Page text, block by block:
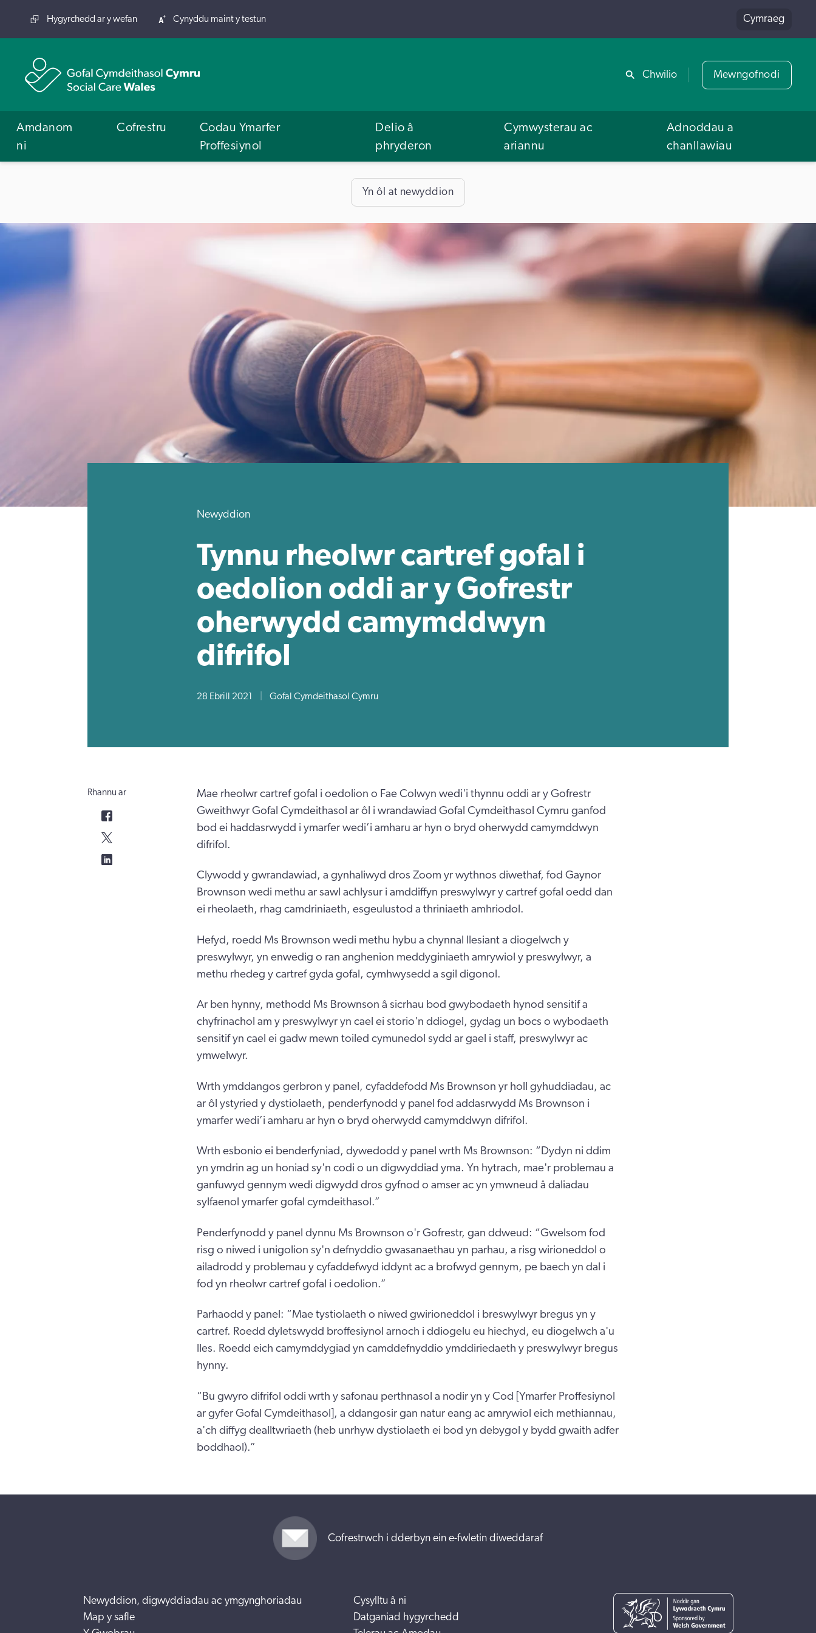
Rhannu
Hygyrchedd ar y wefan Cynyddu maint y testun Cymraeg
Chwilio Mewngofnodi
Amdanom
ni
Cofrestru
Codau Ymarfer
Proffesiynol
Delio â
phryderon
Cymwysterau ac
ariannu
Adnoddau a
chanllawiau
Yn ôl at newyddion
Newyddion
Tynnu rheolwr cartref gofal i
oedolion oddi ar y Gofrestr
oherwydd camymddwyn
difrifol
28 Ebrill 2021 Gofal Cymdeithasol Cymru
Mae rheolwr cartref gofal i oedolion o Fae Colwyn wedi'i thynnu oddi ar y Gofrestr
Gweithwyr Gofal Cymdeithasol ar ôl i wrandawiad Gofal Cymdeithasol Cymru ganfod
bod ei haddasrwydd i ymarfer wedi’i amharu ar hyn o bryd oherwydd camymddwyn
difrifol.
Clywodd y gwrandawiad, a gynhaliwyd dros Zoom yr wythnos diwethaf, fod Gaynor
Brownson wedi methu ar sawl achlysur i amddiffyn preswylwyr y cartref gofal oedd dan
ei rheolaeth, rhag camdriniaeth, esgeulustod a thriniaeth amhriodol.
Hefyd, roedd Ms Brownson wedi methu hybu a chynnal llesiant a diogelwch y
preswylwyr, yn enwedig o ran anghenion meddyginiaeth amrywiol y preswylwyr, a
methu rhedeg y cartref gyda gofal, cymhwysedd a sgil digonol.
Ar ben hynny, methodd Ms Brownson â sicrhau bod gwybodaeth hynod sensitif a
chyfrinachol am y preswylwyr yn cael ei storio'n ddiogel, gydag un bocs o wybodaeth
sensitif yn cael ei gadw mewn toiled cymunedol sydd ar gael i staff, preswylwyr ac
ymwelwyr.
Wrth ymddangos gerbron y panel, cyfaddefodd Ms Brownson yr holl gyhuddiadau, ac
ar ôl ystyried y dystiolaeth, penderfynodd y panel fod addasrwydd Ms Brownson i
ymarfer wedi’i amharu ar hyn o bryd oherwydd camymddwyn difrifol.
Wrth esbonio ei benderfyniad, dywedodd y panel wrth Ms Brownson: “Dydyn ni ddim
yn ymdrin ag un honiad sy'n codi o un digwyddiad yma. Yn hytrach, mae'r problemau a
ganfuwyd gennym wedi digwydd dros gyfnod o amser ac yn ymwneud â daliadau
sylfaenol ymarfer gofal cymdeithasol.”
Penderfynodd y panel dynnu Ms Brownson o'r Gofrestr, gan ddweud: “Gwelsom fod
risg o niwed i unigolion sy'n defnyddio gwasanaethau yn parhau, a risg wirioneddol o
ailadrodd y problemau y cyfaddefwyd iddynt ac a brofwyd gennym, pe baech yn dal i
fod yn rheolwr cartref gofal i oedolion.”
Parhaodd y panel: “Mae tystiolaeth o niwed gwirioneddol i breswylwyr bregus yn y
cartref. Roedd dyletswydd broffesiynol arnoch i ddiogelu eu hiechyd, eu diogelwch a'u
lles. Roedd eich camymddygiad yn camddefnyddio ymddiriedaeth y preswylwyr bregus
hynny.
“Bu gwyro difrifol oddi wrth y safonau perthnasol a nodir yn y Cod [Ymarfer Proffesiynol
ar gyfer Gofal Cymdeithasol], a ddangosir gan natur eang ac amrywiol eich methiannau,
a'ch diffyg dealltwriaeth (heb unrhyw dystiolaeth ei bod yn debygol y bydd gwaith adfer
boddhaol).”
Rhannu ar
Cofrestrwch i dderbyn ein e-fwletin diweddaraf
Newyddion, digwyddiadau ac ymgynghoriadau
Map y safle
Cysylltu â ni
Datganiad hygyrchedd